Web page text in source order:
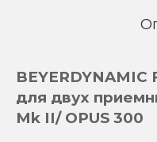
для двух
Mk II/ OPUS 300